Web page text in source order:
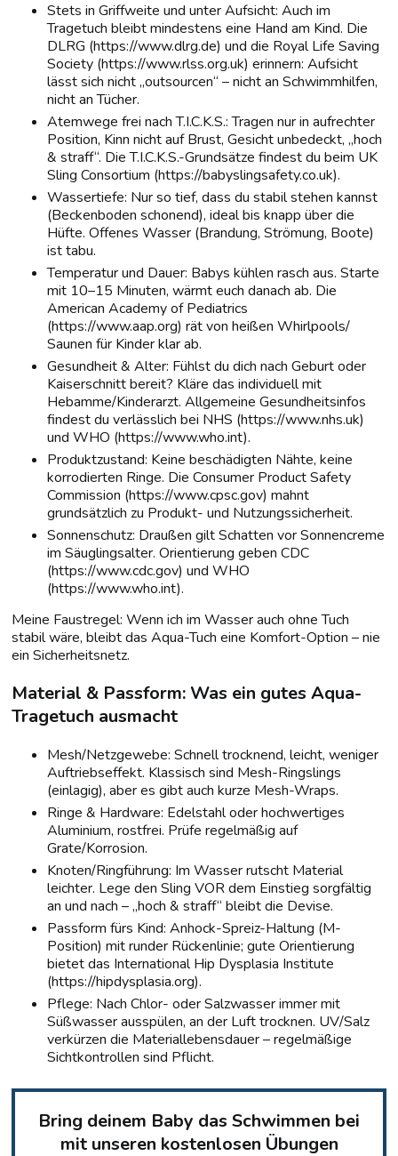
Stets in Griffweite und unter Aufsicht: Auch im
Tragetuch bleibt mindestens eine Hand am Kind. Die
DLRG (https://www.dlrg.de) und die Royal Life Saving
Society (https://www.rlss.org.uk) erinnern: Aufsicht
lässt sich nicht „outsourcen“ – nicht an Schwimmhilfen,
nicht an Tücher.
Atemwege frei nach T.I.C.K.S.: Tragen nur in aufrechter
Position, Kinn nicht auf Brust, Gesicht unbedeckt, „hoch
& straff“. Die T.I.C.K.S.-Grundsätze findest du beim UK
Sling Consortium (https://babyslingsafety.co.uk).
Wassertiefe: Nur so tief, dass du stabil stehen kannst
(Beckenboden schonend), ideal bis knapp über die
Hüfte. Offenes Wasser (Brandung, Strömung, Boote)
ist tabu.
Temperatur und Dauer: Babys kühlen rasch aus. Starte
mit 10–15 Minuten, wärmt euch danach ab. Die
American Academy of Pediatrics
(https://www.aap.org) rät von heißen Whirlpools/
Saunen für Kinder klar ab.
Gesundheit & Alter: Fühlst du dich nach Geburt oder
Kaiserschnitt bereit? Kläre das individuell mit
Hebamme/Kinderarzt. Allgemeine Gesundheitsinfos
findest du verlässlich bei NHS (https://www.nhs.uk)
und WHO (https://www.who.int).
Produktzustand: Keine beschädigten Nähte, keine
korrodierten Ringe. Die Consumer Product Safety
Commission (https://www.cpsc.gov) mahnt
grundsätzlich zu Produkt- und Nutzungssicherheit.
Sonnenschutz: Draußen gilt Schatten vor Sonnencreme
im Säuglingsalter. Orientierung geben CDC
(https://www.cdc.gov) und WHO
(https://www.who.int).
Meine Faustregel: Wenn ich im Wasser auch ohne Tuch
stabil wäre, bleibt das Aqua-Tuch eine Komfort-Option – nie
ein Sicherheitsnetz.
Material & Passform: Was ein gutes Aqua-
Tragetuch ausmacht
Mesh/Netzgewebe: Schnell trocknend, leicht, weniger
Auftriebseffekt. Klassisch sind Mesh-Ringslings
(einlagig), aber es gibt auch kurze Mesh-Wraps.
Ringe & Hardware: Edelstahl oder hochwertiges
Aluminium, rostfrei. Prüfe regelmäßig auf
Grate/Korrosion.
Knoten/Ringführung: Im Wasser rutscht Material
leichter. Lege den Sling VOR dem Einstieg sorgfältig
an und nach – „hoch & straff“ bleibt die Devise.
Passform fürs Kind: Anhock-Spreiz-Haltung (M-
Position) mit runder Rückenlinie; gute Orientierung
bietet das International Hip Dysplasia Institute
(https://hipdysplasia.org).
Pflege: Nach Chlor- oder Salzwasser immer mit
Süßwasser ausspülen, an der Luft trocknen. UV/Salz
verkürzen die Materiallebensdauer – regelmäßige
Sichtkontrollen sind Pflicht.
Bring deinem Baby das Schwimmen bei
mit unseren kostenlosen Übungen